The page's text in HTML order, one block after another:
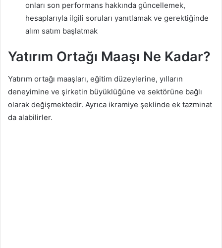
onları son performans hakkında güncellemek,
hesaplarıyla ilgili soruları yanıtlamak ve gerektiğinde
alım satım başlatmak
Yatırım Ortağı Maaşı Ne Kadar?
Yatırım ortağı maaşları, eğitim düzeylerine, yılların
deneyimine ve şirketin büyüklüğüne ve sektörüne bağlı
olarak değişmektedir. Ayrıca ikramiye şeklinde ek tazminat
da alabilirler.